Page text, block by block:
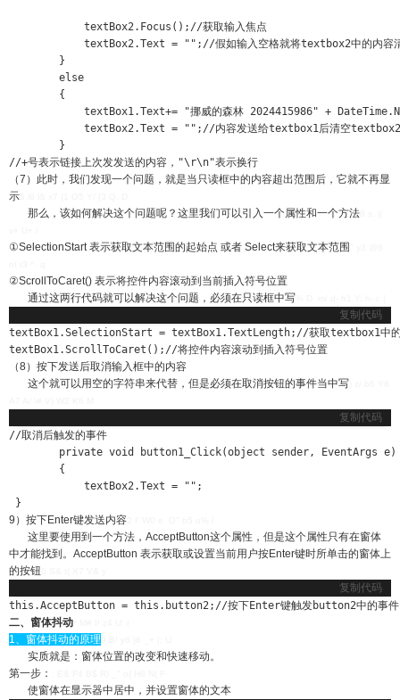
​            textBox2.Focus();//获取输入焦点
textBox2.Text = "";//假如输入空格就将textbox2中的内容
​        }
​        else
​        {
textBox1.Text+= "挪威的森林 2024415986" +
textBox2.Text = "";//内容发送给textbox1后清空textbox2
​        }
//+号表示链接上次发发送的内容，"\r\n"表示换行
（7）此时，我们发现一个问题，就是当只读框中的内容超出范围后，它就不再显
示
那么，该如何解决这个问题呢？这里我们可以引入一个属性和一个方法
①SelectionStart 表示获取文本范围的起始点 或者 Select来获取文本范围
②ScrollToCaret() 表示将控件内容滚动到当前插入符号位置
通过这两行代码就可以解决这个问题，必须在只读框中写
复制代码
textBox1.SelectionStart = textBox1.TextLength;//获取textbox1中的
textBox1.ScrollToCaret();//将控件内容滚动到插入符号位置
（8）按下发送后取消输入框中的内容
这个就可以用空的字符串来代替，但是必须在取消按钮的事件当中写
复制代码
//取消后触发的事件
private void button1_Click(object sender, EventArgs e)
{
textBox2.Text = "";
}
9）按下Enter键发送内容
这里要使用到一个方法，AcceptButton这个属性，但是这个属性只有在窗体
中才能找到。AcceptButton 表示获取或设置当前用户按Enter键时所单击的窗体上
的按钮
复制代码
this.AcceptButton = this.button2;//按下Enter键触发button2中的事件
二、窗体抖动
1、窗体抖动的原理
实质就是：窗体位置的改变和快速移动。
第一步：
使窗体在显示器中居中，并设置窗体的文本